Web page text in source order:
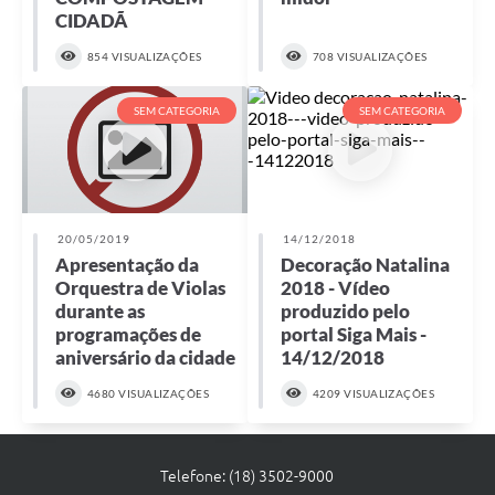
SEBRAE
Sugestões
SOLICITAÇÕES PRESENCIAIS (SIC-FÍSICO)
Expediente
Sistemas
Ouvidoria
Projetos
Contas Públicas
CIDADÃ
854 VISUALIZAÇÕES 708 VISUALIZAÇÕES
SEM CATEGORIA
20/05/2019
Apresentação da
Orquestra de Violas
durante as
programações de
aniversário da cidade
4680 VISUALIZAÇÕES
SEM CATEGORIA
14/12/2018
Decoração Natalina
2018 - Vídeo
produzido pelo
portal Siga Mais -
14/12/2018
4209 VISUALIZAÇÕES
Telefone: (18) 3502-9000